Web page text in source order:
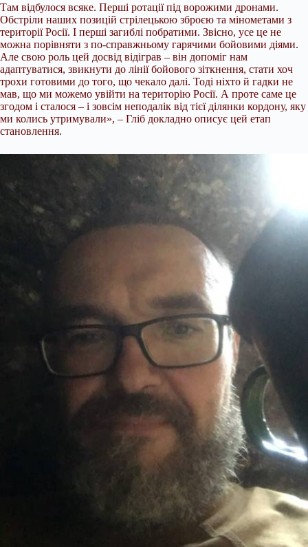
Там відбулося всяке. Перші ротації під ворожими дронами.
Обстріли наших позицій стрілецькою зброєю та мінометами з
території Росії. І перші загиблі побратими. Звісно, усе це не
можна порівняти з по-справжньому гарячими бойовими діями.
Але свою роль цей досвід відіграв – він допоміг нам
адаптуватися, звикнути до лінії бойового зіткнення, стати хоч
трохи готовими до того, що чекало далі. Тоді ніхто й гадки не
мав, що ми можемо увійти на територію Росії. А проте саме це
згодом і сталося – і зовсім неподалік від тієї ділянки кордону, яку
ми колись утримували», – Гліб докладно описує цей етап
становлення.